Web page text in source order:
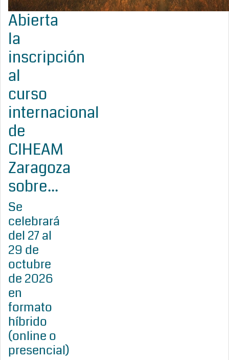
Abierta
la
inscripción
al
curso
internacional
de
CIHEAM
Zaragoza
sobre...
Se
celebrará
del 27 al
29 de
octubre
de 2026
en
formato
híbrido
(online o
presencial)